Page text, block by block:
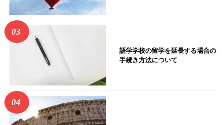
語学学校の留学を延長する場合の
手続き方法について